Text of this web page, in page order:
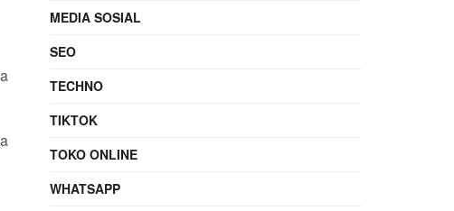
MEDIA SOSIAL
SEO
TECHNO
TIKTOK
TOKO ONLINE
WHATSAPP